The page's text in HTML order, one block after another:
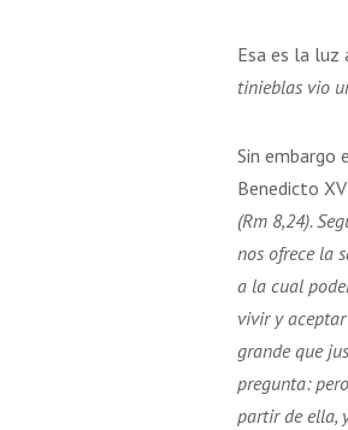
Esa es la luz
tinieblas vio
Sin embargo
Benedicto
(Rm 8,24).
nos ofrece la
a la cual
vivir y
grande que
pregunta:
partir de ella,